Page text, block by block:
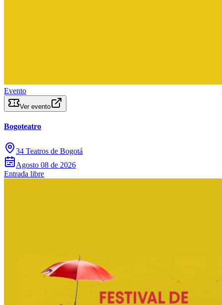
Evento
Ver evento
Bogoteatro
34 Teatros de Bogotá
Agosto 08 de 2026
Entrada libre